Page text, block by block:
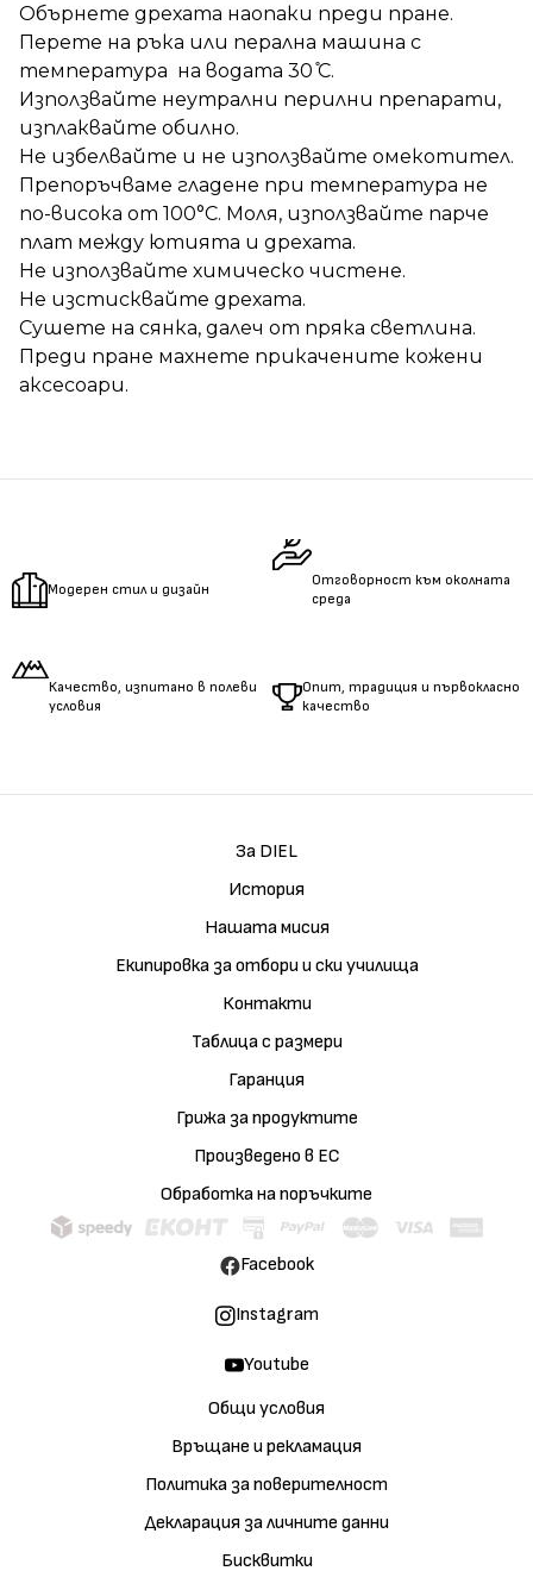
Обърнете дрехата наопаки преди пране.
Перете на ръка или перална машина с
температура на водата 30 ̊С.
Използвайте неутрални перилни препарати,
изплаквайте обилно.
Не избелвайте и не използвайте омекотител.
Препоръчваме гладене при температура не
по-висока от 100°C. Моля, използвайте парче
плат между ютията и дрехата.
Не използвайте химическо чистене.
Не изстисквайте дрехата.
Сушете на сянка, далеч от пряка светлина.
Преди пране махнете прикачените кожени
аксесоари.
Модерен стил и дизайн
Отговорност към околната
среда
Качество, изпитано в полеви
условия
Опит, традиция и първокласно
качество
За DIEL
История
Нашата мисия
Екипировка за отбори и ски училища
Контакти
Таблица с размери
Гаранция
Грижа за продуктите
Произведено в ЕС
Обработка на поръчките
Общи условия
Връщане и рекламация
Политика за поверителност
Декларация за личните данни
Бисквитки
Facebook
Instagram
Youtube